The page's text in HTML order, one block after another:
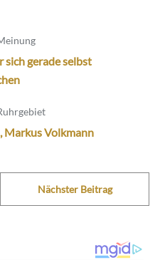
sich gerade selbst
Markus Volkmann
Nächster Beitrag